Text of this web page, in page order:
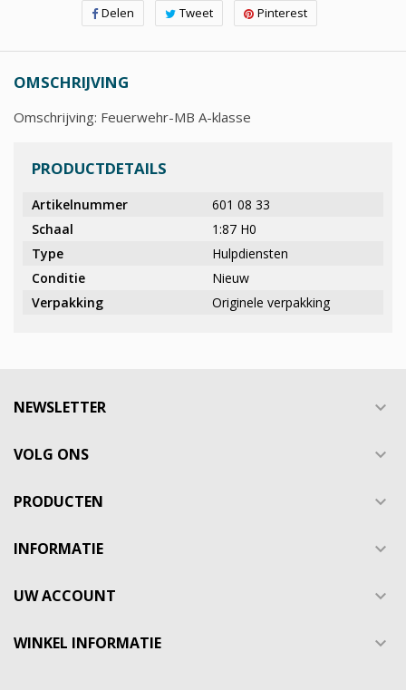
Delen Tweet Pinterest
PRODUCTDETAILS
Artikelnummer
601 08 33
Schaal
1:87 H0
Type
Hulpdiensten
Conditie
Nieuw
Verpakking
Originele verpakking
OMSCHRIJVING
Omschrijving: Feuerwehr-MB A-klasse
NEWSLETTER 
VOLG ONS 
PRODUCTEN 
INFORMATIE 
UW ACCOUNT 
WINKEL INFORMATIE 